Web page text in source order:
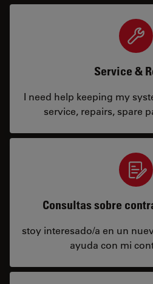
Service &
I need help keeping my
service, repairs, spare
Consultas sobre
stoy interesado/a en un
ayuda con mi